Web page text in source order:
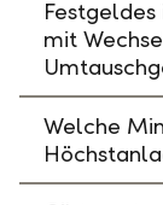
Festgeldes
mit
Welche